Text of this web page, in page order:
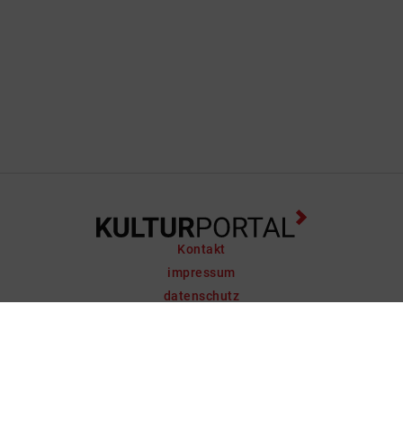
Kontakt
impressum
datenschutz